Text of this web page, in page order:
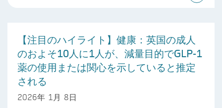
【注目のハイライト】健康：英国の成人
のおよそ10人に1人が、減量目的でGLP-1
薬の使用または関心を示していると推定
される
2026年 1月 8日